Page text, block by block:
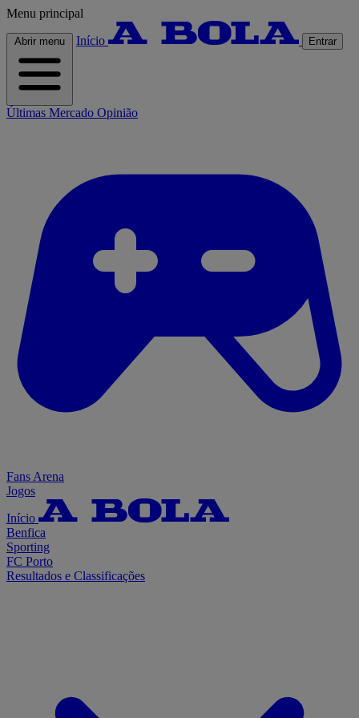
Menu principal
Abrir menu Início Entrar
Últimas Mercado Opinião
Fans Arena
Jogos
Início
Benfica
Sporting
FC Porto
Resultados e Classificações